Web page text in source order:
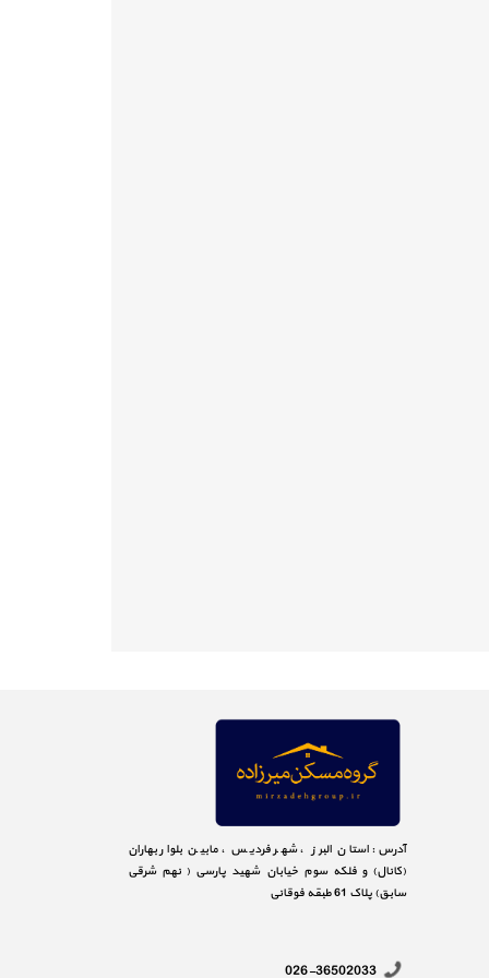
آدرس: استان البرز ، شهر فردیس ، مابین بلوار بهاران
(کانال) و فلکه سوم خیابان شهید پارسی ( نهم شرقی
سابق) پلاک 61 طبقه فوقانی
026-36502033